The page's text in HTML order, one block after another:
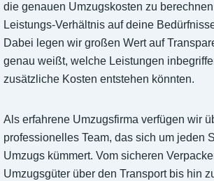
die genauen Umzugskosten zu
Leistungs-Verhältnis auf deine
Dabei legen wir großen Wert auf
genau weißt, welche Leistungen
zusätzliche Kosten entstehen könnten.
Als erfahrene Umzugsfirma verfügen wir
professionelles Team, das sich um jeden
Umzugs kümmert. Vom sicheren
Umzugsgüter über den Transport bis hin